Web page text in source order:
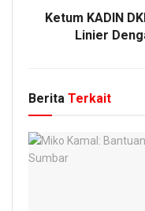
Ketum KADIN
Linier
Berita Terkait